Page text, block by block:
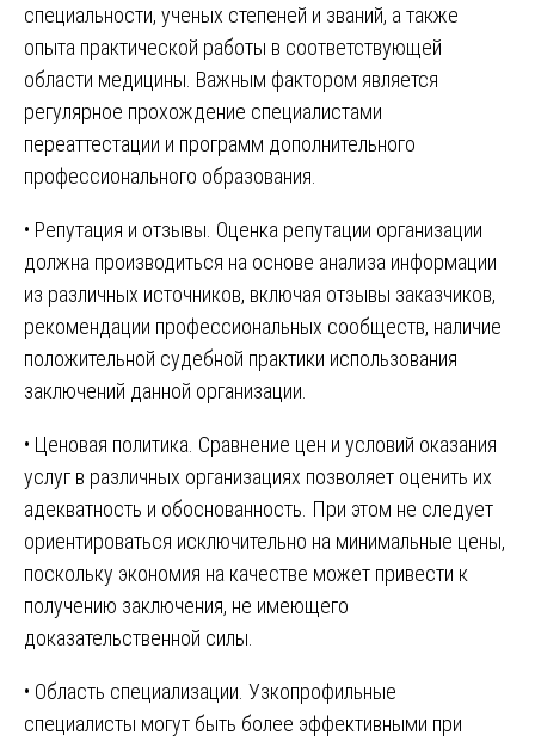
специальности, ученых степеней и званий, а также
опыта практической работы в соответствующей
области медицины. Важным фактором является
регулярное прохождение специалистами
переаттестации и программ дополнительного
профессионального образования.
• Репутация и отзывы. Оценка репутации организации
должна производиться на основе анализа информации
из различных источников, включая отзывы заказчиков,
рекомендации профессиональных сообществ, наличие
положительной судебной практики использования
заключений данной организации.
• Ценовая политика. Сравнение цен и условий оказания
услуг в различных организациях позволяет оценить их
адекватность и обоснованность. При этом не следует
ориентироваться исключительно на минимальные цены,
поскольку экономия на качестве может привести к
получению заключения, не имеющего
доказательственной силы.
• Область специализации. Узкопрофильные
специалисты могут быть более эффективными при